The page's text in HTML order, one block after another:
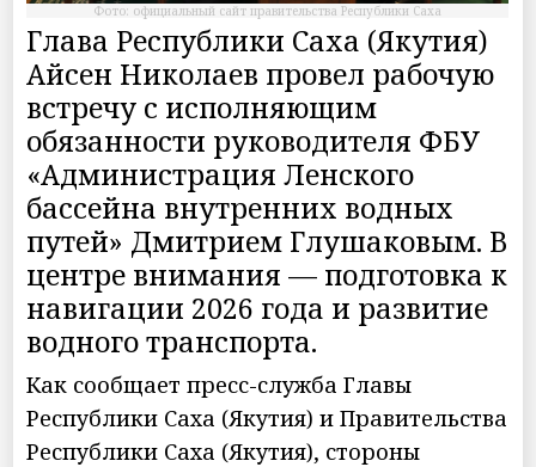
Фото: официальный сайт правительства Республики Саха
Глава Республики Саха (Якутия)
Айсен Николаев провел рабочую
встречу с исполняющим
обязанности руководителя ФБУ
«Администрация Ленского
бассейна внутренних водных
путей» Дмитрием Глушаковым. В
центре внимания — подготовка к
навигации 2026 года и развитие
водного транспорта.
Как сообщает пресс-служба Главы
Республики Саха (Якутия) и Правительства
Республики Саха (Якутия), стороны